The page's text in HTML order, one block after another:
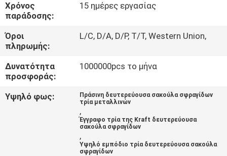
ΖΗΤΉΣΤΕ
ΈΝΑ
ΑΠΌΣΠΑΣΜΑ
SITEMAP
Χρόνος
παράδοσης:
15 ημέρες εργασίας
Όροι
πληρωμής:
L/C, D/A, D/P, T/T, Western Union,
Δυνατότητα
προσφοράς:
1000000pcs το μήνα
Υψηλό φως:
Πράσινη δευτερεύουσα σακούλα σφραγίδων
τρία μεταλλινών
,
Έγγραφο τρία της Kraft δευτερεύουσα
σακούλα σφραγίδων
,
Υψηλό εμπόδιο τρία δευτερεύουσα σακούλα
σφραγίδων